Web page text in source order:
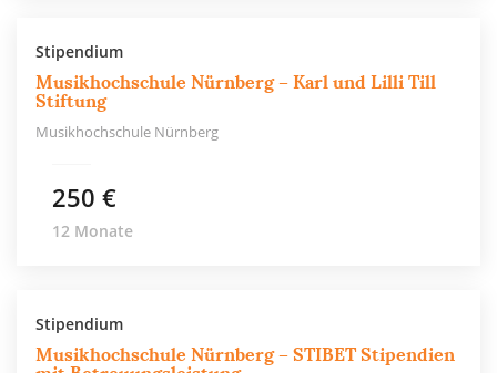
Stipendium
Musikhochschule Nürnberg – Karl und Lilli Till
Stiftung
Musikhochschule Nürnberg
250 €
12 Monate
Stipendium
Musikhochschule Nürnberg – STIBET Stipendien